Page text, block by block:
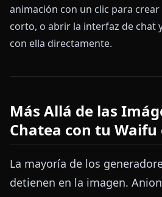
animación con un clic para
corto, o abrir la interfaz de chat
con ella directamente.
Más Allá de las
Chatea con tu
La mayoría de los
detienen en la imagen.